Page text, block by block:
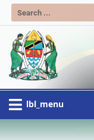
lbl_menu